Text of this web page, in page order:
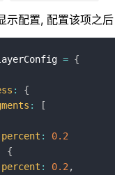
示配置, 配置该项之
= {
:
{
:
[
percent :
0.2
{
percent : 0.2 ,